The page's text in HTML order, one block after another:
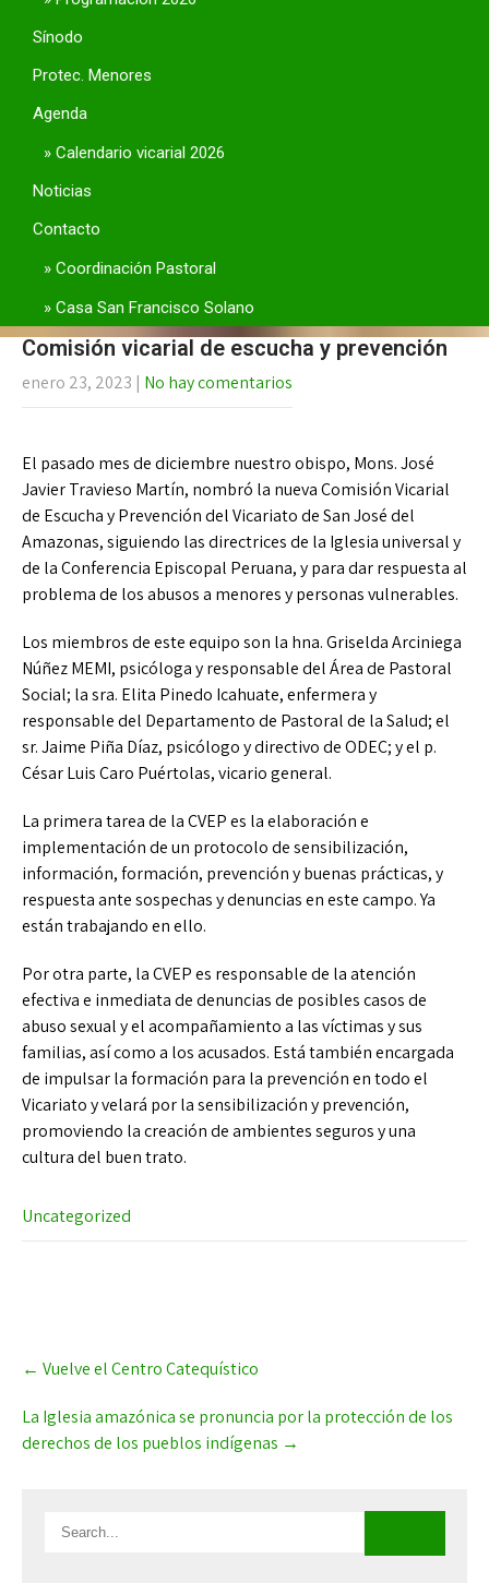
Sínodo
Protec. Menores
Agenda
Calendario vicarial 2026
Noticias
Contacto
Coordinación Pastoral
Casa San Francisco Solano
Comisión vicarial de escucha y prevención
enero 23, 2023 | No hay comentarios
El pasado mes de diciembre nuestro obispo, Mons. José
Javier Travieso Martín, nombró la nueva Comisión Vicarial
de Escucha y Prevención del Vicariato de San José del
Amazonas, siguiendo las directrices de la Iglesia universal y
de la Conferencia Episcopal Peruana, y para dar respuesta al
problema de los abusos a menores y personas vulnerables.
Los miembros de este equipo son la hna. Griselda Arciniega
Núñez MEMI, psicóloga y responsable del Área de Pastoral
Social; la sra. Elita Pinedo Icahuate, enfermera y
responsable del Departamento de Pastoral de la Salud; el
sr. Jaime Piña Díaz, psicólogo y directivo de ODEC; y el p.
César Luis Caro Puértolas, vicario general.
La primera tarea de la CVEP es la elaboración e
implementación de un protocolo de sensibilización,
información, formación, prevención y buenas prácticas, y
respuesta ante sospechas y denuncias en este campo. Ya
están trabajando en ello.
Por otra parte, la CVEP es responsable de la atención
efectiva e inmediata de denuncias de posibles casos de
abuso sexual y el acompañamiento a las víctimas y sus
familias, así como a los acusados. Está también encargada
de impulsar la formación para la prevención en todo el
Vicariato y velará por la sensibilización y prevención,
promoviendo la creación de ambientes seguros y una
cultura del buen trato.
Uncategorized
Post
navigation
← Vuelve el Centro Catequístico
La Iglesia amazónica se pronuncia por la protección de los
derechos de los pueblos indígenas →